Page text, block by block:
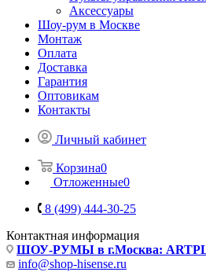
Аксессуары
Шоу-рум в Москве
Монтаж
Оплата
Доставка
Гарантия
Оптовикам
Контакты
Личный кабинет
Корзина0
Отложенные0
8 (499) 444-30-25
Контактная информация
ШОУ-РУМЫ в г.Москва:
info@shop-hisense.ru